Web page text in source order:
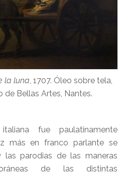
la luna, 1707. Óleo sobre tela,
de Bellas Artes, Nantes.
fue paulatinamente
más en franco parlante se
parodias de las maneras
de las distintas